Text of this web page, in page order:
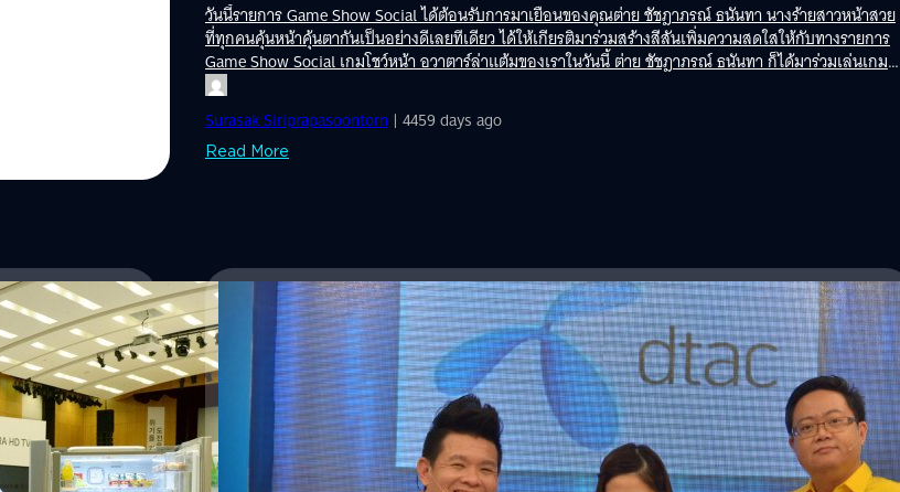
วันนี้รายการ Game Show Social ได้ต้อนรับการมาเยือนของคุณต่าย ชัชฎาภรณ์ ธนันทา นางร้ายสาวหน้าสวย
ที่ทุกคนคุ้นหน้าคุ้นตากันเป็นอย่างดีเลยทีเดียว ได้ให้เกียรติมาร่วมสร้างสีสันเพิ่มความสดใสให้กับทางรายการ
Game Show Social เกมโชว์หน้า อวาตาร์ล่าแต้มของเราในวันนี้ ต่าย ชัชฎาภรณ์ ธนันทา ก็ได้มาร่วมเล่นเกม
ไปพร้อมๆ กับผู้ความสนุกร่วมไปกับผู้ชมทางบ้าน และสามารถคว้าแต้มจากทางรายการไปได้ถึง 9,000
แต้ม! ขอขอบคุณคุณต่าย ชัชฎาภรณ์ ธนันทา มา ณ ที่นี้ด้วยนะครับ สำหรับทางรายการ Game Show Social
เกมโชว์หน้า อวาตาร์ล่าแต้ม ในวันที่ 21 พฤษภาคม 2557 นี้ ก็ยังคงเป็นการทดสอบระบบการเล่นเกมร่วมกับผู้
ชมทางบ้านเช่นเคยนะครับ ตอนนี้ระบบได้อัพเดตเป็นเวอร์ชัน 1.3.8 ซึ่งเห็นผลชัดเจนแล้วว่า ทางระบบเริ่ม
Surasak Siriprapasoontorn | 4459 days ago
Read More
19/03/2014
พี่มาร์คจวกโอบาม่า ทำไมรัฐบาลทำกันแบบนี้, 11 ข้อที่ทำให้โรงเรียนตกยุค
(แบไต๋ไฮเทค #952 Wed 19 Mar 2014)
http://youtu.be/NIsGqQLTxxs แบไต๋ไฮเทค #952 Wed 19 Mar 2014 เนื้อหารายการ News Alert - VLC
Metro มาสักที - ไมโครซอฟท์เตรียมลดราคา Office ลงอีก 30% - ใครจะรู้ ไมโครซอฟท์ทำระบบ
คอมพิวเตอร์ในรถก่อน CarPlay หลายปี - พี่มาร์กจวกโอบาม่า ทำไมรัฐบาลถึงทำกันแบบนี้